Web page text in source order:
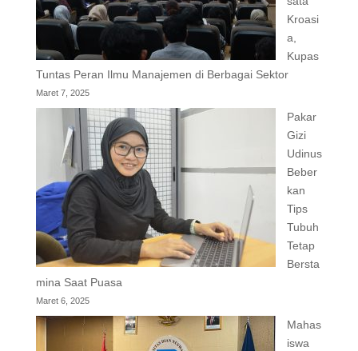
Kroasi
a,
Kupas
Tuntas Peran Ilmu Manajemen di Berbagai Sektor
Maret 7, 2025
Pakar
Gizi
Udinus
Beber
kan
Tips
Tubuh
Tetap
Bersta
mina Saat Puasa
Maret 6, 2025
Mahas
iswa